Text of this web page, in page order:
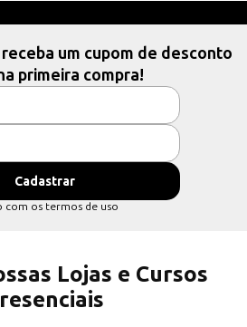
um cupom de desconto
primeira compra!
com os termos de uso
Lojas e Cursos